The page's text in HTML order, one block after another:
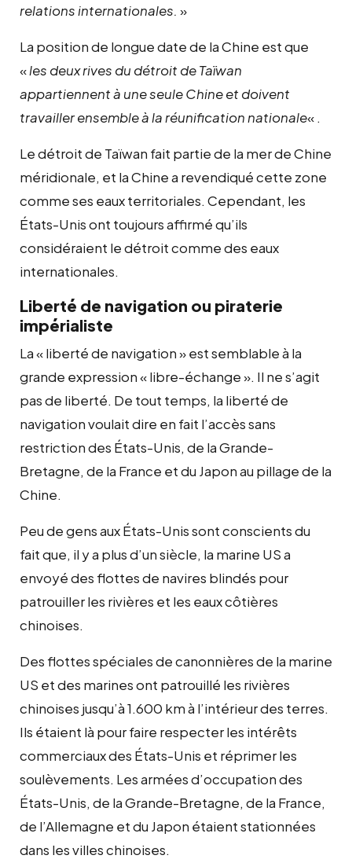
relations internationales. »
La position de longue date de la Chine est que
«les deux rives du détroit de Taïwan
appartiennent à une seule Chine et doivent
travailler ensemble à la réunification nationale« .
Le détroit de Taïwan fait partie de la mer de Chine
méridionale, et la Chine a revendiqué cette zone
comme ses eaux territoriales. Cependant, les
États-Unis ont toujours affirmé qu’ils
considéraient le détroit comme des eaux
internationales.
Liberté de navigation ou piraterie
impérialiste
La « liberté de navigation » est semblable à la
grande expression « libre-échange ». Il ne s’agit
pas de liberté. De tout temps, la liberté de
navigation voulait dire en fait l’accès sans
restriction des États-Unis, de la Grande-
Bretagne, de la France et du Japon au pillage de la
Chine.
Peu de gens aux États-Unis sont conscients du
fait que, il y a plus d’un siècle, la marine US a
envoyé des flottes de navires blindés pour
patrouiller les rivières et les eaux côtières
chinoises.
Des flottes spéciales de canonnières de la marine
US et des marines ont patrouillé les rivières
chinoises jusqu’à 1.600 km à l’intérieur des terres.
Ils étaient là pour faire respecter les intérêts
commerciaux des États-Unis et réprimer les
soulèvements. Les armées d’occupation des
États-Unis, de la Grande-Bretagne, de la France,
de l’Allemagne et du Japon étaient stationnées
dans les villes chinoises.